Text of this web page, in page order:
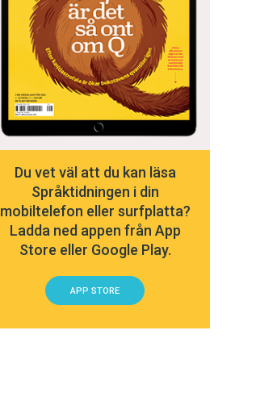
Du vet väl att du kan läsa
Språktidningen i din
mobiltelefon eller surfplatta?
Ladda ned appen från App
Store eller Google Play.
APP STORE